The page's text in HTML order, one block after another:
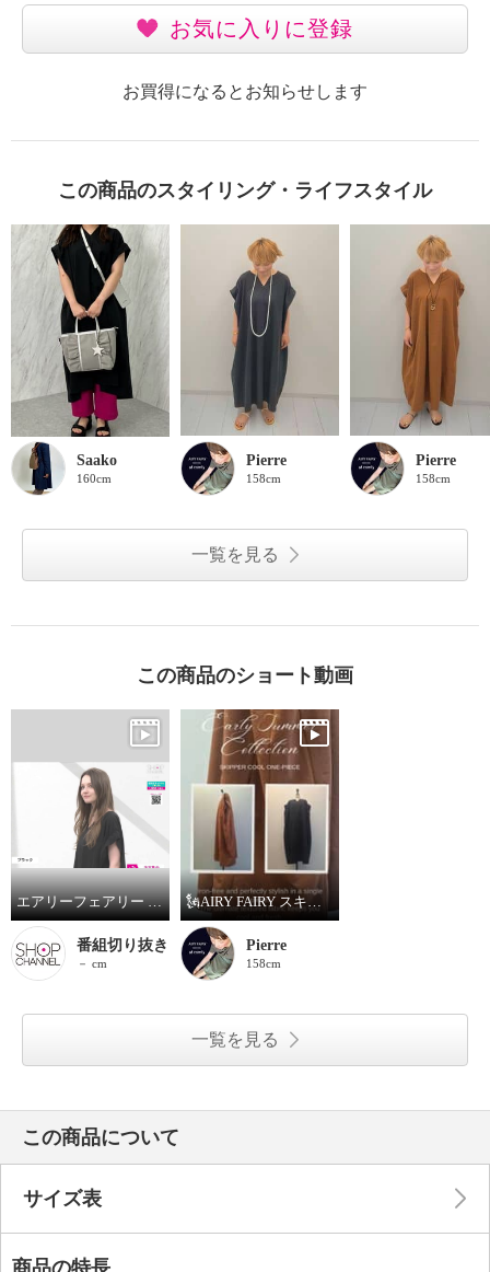
お気に入りに登録
お買得になるとお知らせします
この商品のスタイリング・ライフスタイル
Saako
160cm
Pierre
158cm
Pierre
158cm
一覧を見る
この商品のショート動画
エアリーフェアリー スキッパー涼しげ ワンピース
番組切り抜き
－ cm
🗽AIRY FAIRY スキッパー涼しげワンピース
Pierre
158cm
一覧を見る
この商品について
サイズ表
商品の特長